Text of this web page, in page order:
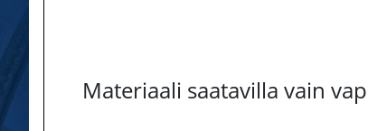
Materiaali saatavilla vain